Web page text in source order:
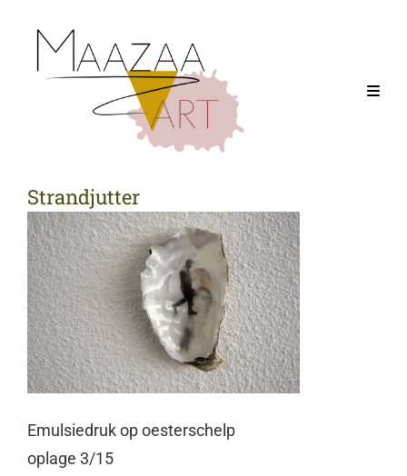
Strandjutter
Emulsiedruk op oesterschelp
oplage 3/15